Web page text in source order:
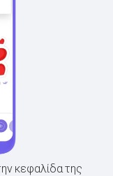
κεφαλίδα της